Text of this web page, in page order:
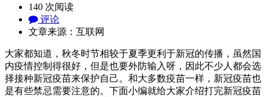
140 次阅读
评论
文章来源：互联网
大家都知道，秋冬时节相较于夏季更利于新冠的传播，虽然国
内疫情控制得很好，但是也要外防输入呀，因此不少人都会选
择接种新冠疫苗来保护自己。和大多数疫苗一样，新冠疫苗也
是有些禁忌需要注意的。下面小编就给大家介绍打完新冠疫苗